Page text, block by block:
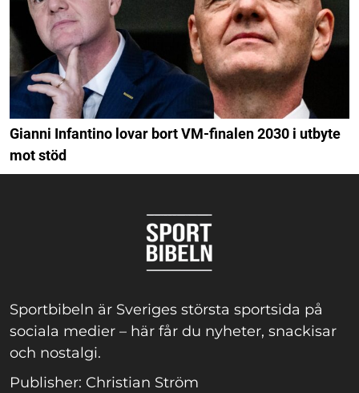
Gianni Infantino lovar bort VM-finalen 2030 i utbyte
mot stöd
Sportbibeln är Sveriges största sportsida på
sociala medier – här får du nyheter, snackisar
och nostalgi.
Publisher: Christian Ström